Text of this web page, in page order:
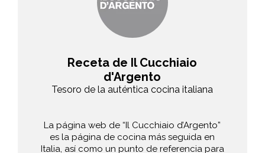
Receta de Il Cucchiaio
d'Argento
Tesoro de la auténtica cocina italiana
La página web de “Il Cucchiaio d’Argento”
es la página de cocina más seguida en
Italia, así como un punto de referencia para